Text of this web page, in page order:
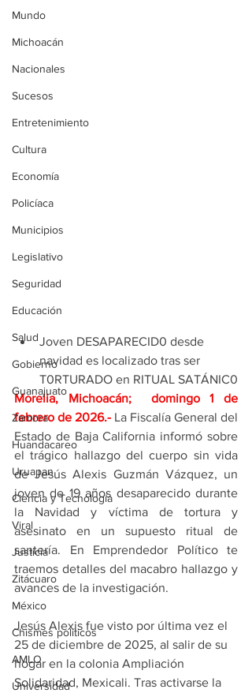
Mundo
Michoacán
Nacionales
Sucesos
Entretenimiento
Cultura
Economía
Policíaca
Municipios
Legislativo
Seguridad
Educación
Salud
Gobierno
Guanajuato
Zamora
Huandacareo
Uruapan
Ciencia y Tecnología
Viral
Justicia
Zitácuaro
México
Chismes políticos
AMLO
Universidad
Joven DESAPARECID0 desde
navidad es localizado tras ser
T0RTURADO en RITUAL SATÁNIC0
Morelia, Michoacán;  domingo 1 de
febrero de 2026.- La Fiscalía General del
Estado de Baja California informó sobre
el trágico hallazgo del cuerpo sin vida
de Jesús Alexis Guzmán Vázquez, un
joven de 19 años desaparecido durante
la Navidad y víctima de tortura y
asesinato en un supuesto ritual de
santería. En Emprendedor Político te
traemos detalles del macabro hallazgo y
avances de la investigación.
Jesús Alexis fue visto por última vez el
25 de diciembre de 2025, al salir de su
hogar en la colonia Ampliación
Solidaridad, Mexicali. Tras activarse la